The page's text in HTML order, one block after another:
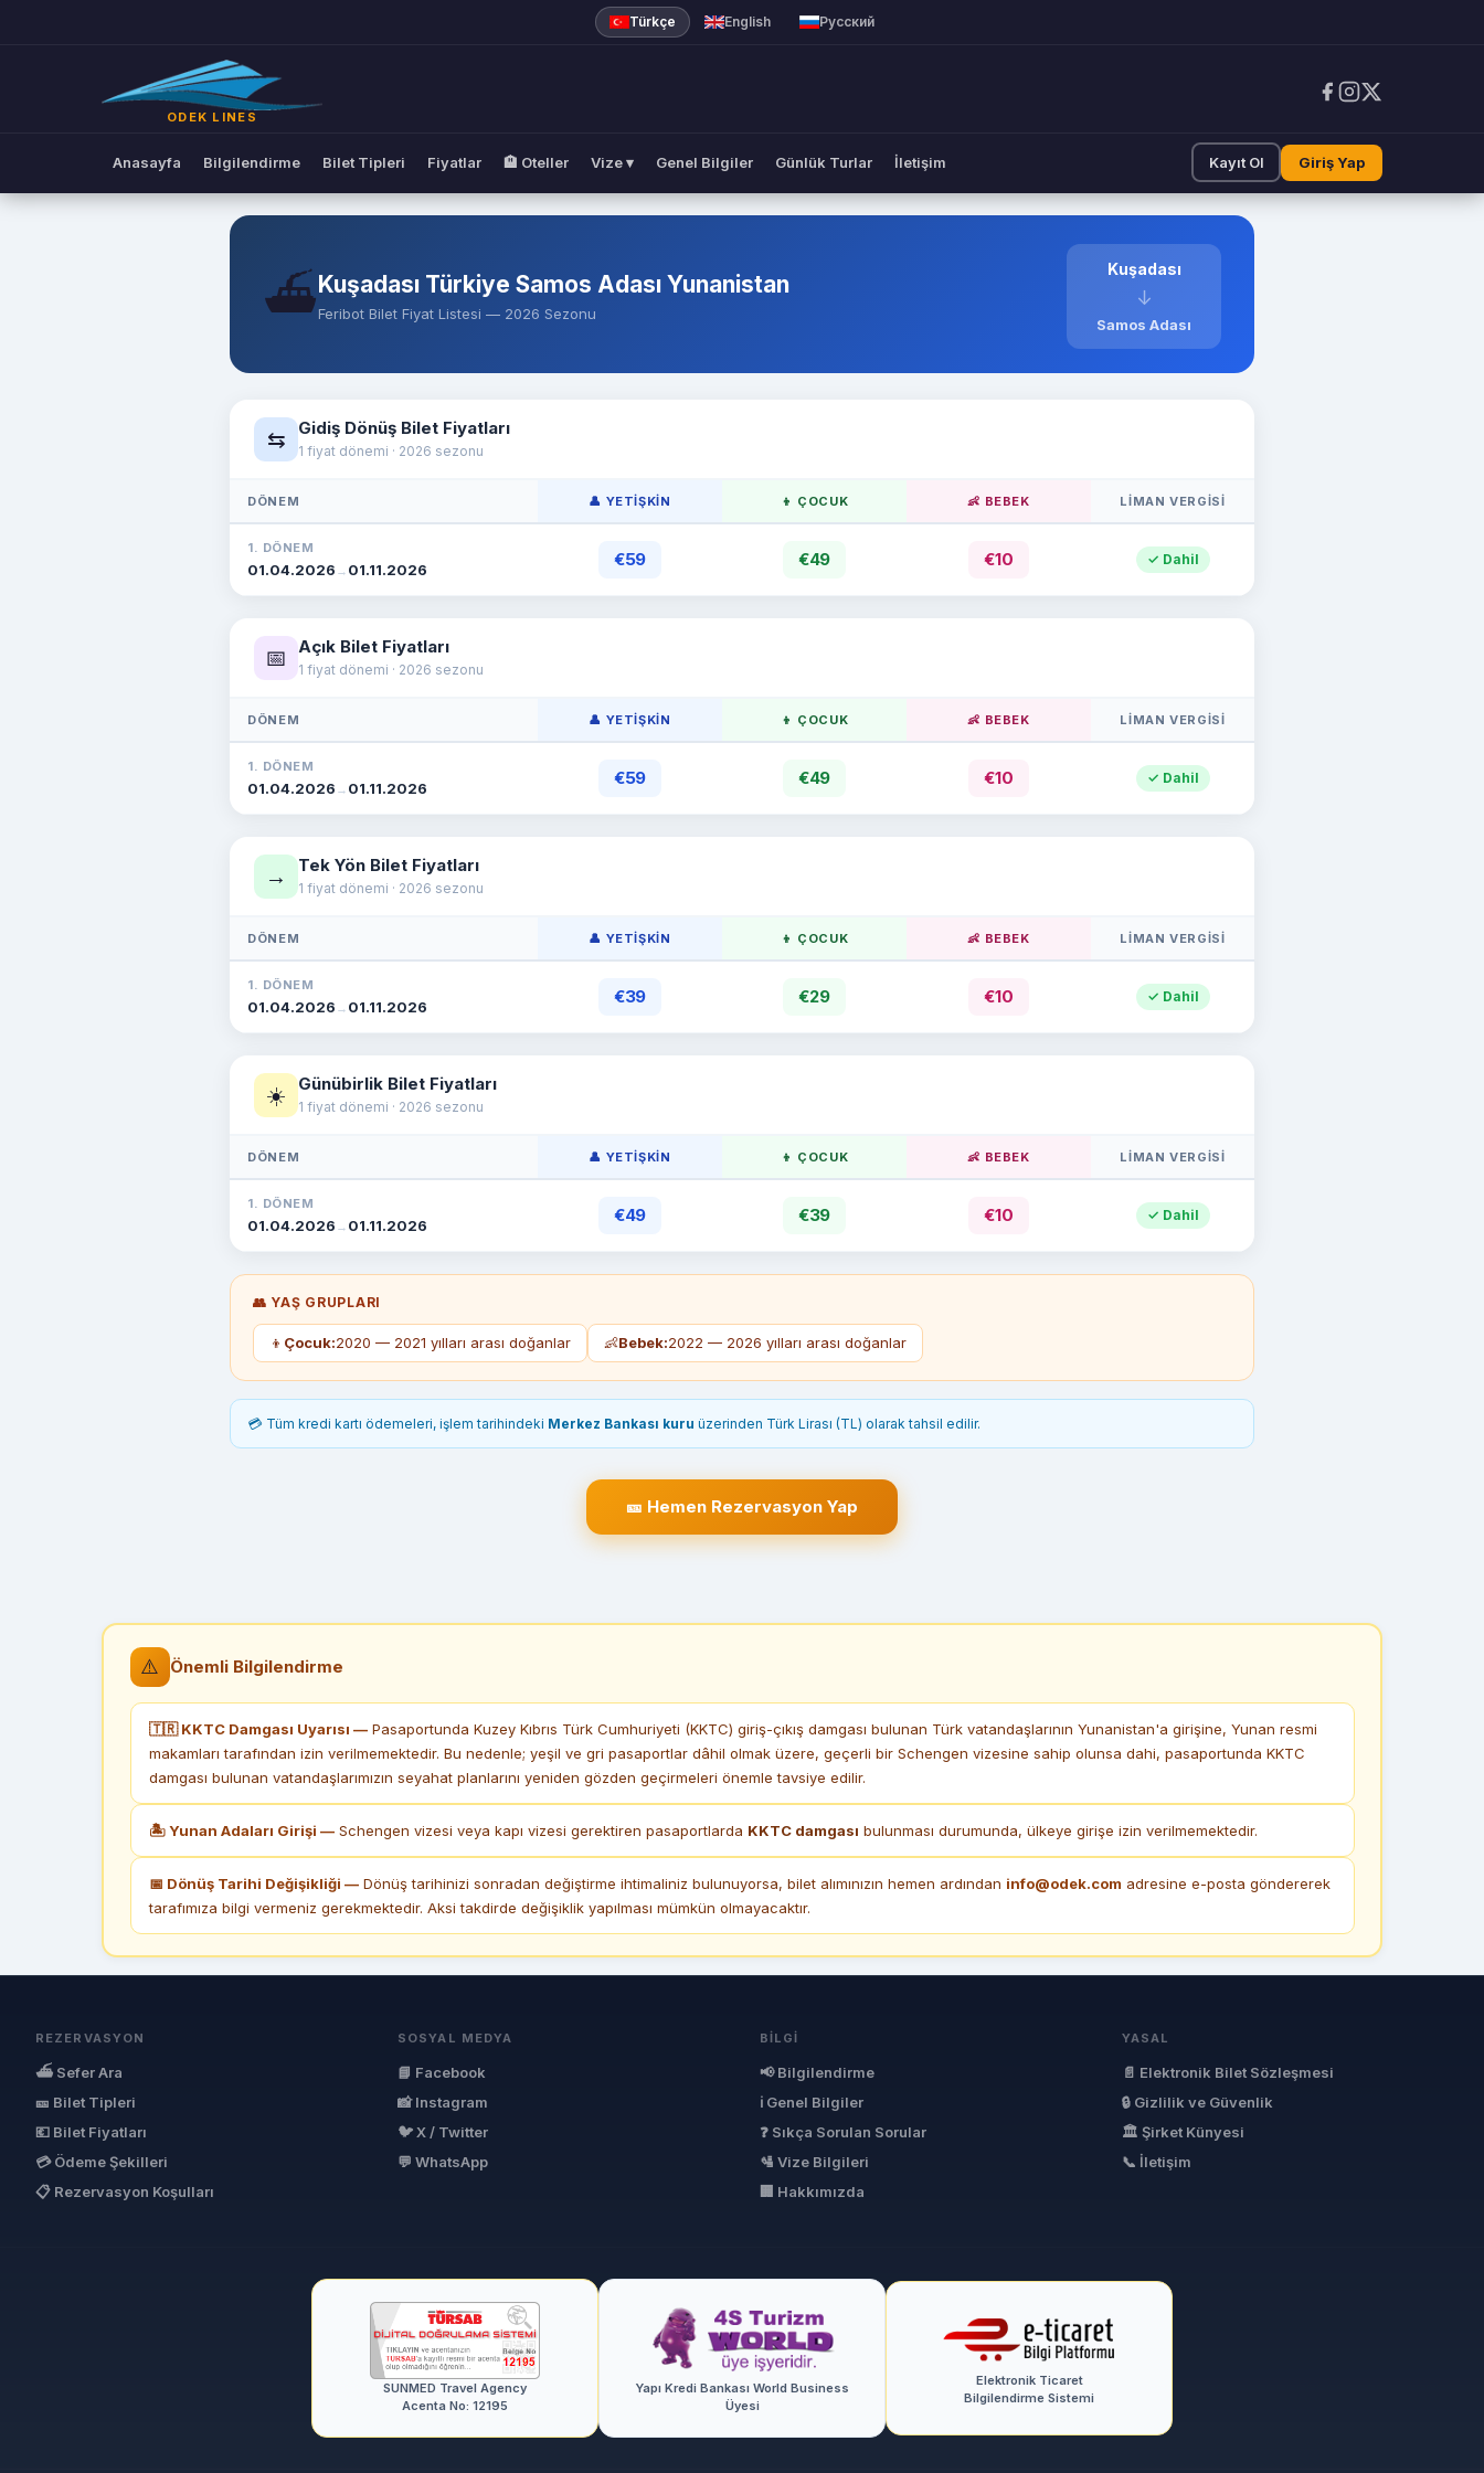
Türkçe English Русский
ODEK LINES
Anasayfa Bilgilendirme Bilet Tipleri Fiyatlar 🏨 Oteller Vize ▾ Genel Bilgiler Günlük Turlar İletişim Kayıt Ol Giriş Yap
⛴️Kuşadası Türkiye Samos Adası Yunanistan
Feribot Bilet Fiyat Listesi — 2026 Sezonu
Kuşadası
↓
Samos Adası
⇆ Gidiş Dönüş Bilet Fiyatları
1 fiyat dönemi · 2026 sezonu
DÖNEM 👤 YETIŞKIN 👦 ÇOCUK 👶 BEBEK LIMAN VERGISI
1. DÖNEM
01.04.2026 → 01.11.2026 €59 €49 €10 ✓ Dahil
📅 Açık Bilet Fiyatları
1 fiyat dönemi · 2026 sezonu
DÖNEM 👤 YETIŞKIN 👦 ÇOCUK 👶 BEBEK LIMAN VERGISI
1. DÖNEM
01.04.2026 → 01.11.2026 €59 €49 €10 ✓ Dahil
→ Tek Yön Bilet Fiyatları
1 fiyat dönemi · 2026 sezonu
DÖNEM 👤 YETIŞKIN 👦 ÇOCUK 👶 BEBEK LIMAN VERGISI
1. DÖNEM
01.04.2026 → 01.11.2026 €39 €29 €10 ✓ Dahil
☀️ Günübirlik Bilet Fiyatları
1 fiyat dönemi · 2026 sezonu
DÖNEM 👤 YETIŞKIN 👦 ÇOCUK 👶 BEBEK LIMAN VERGISI
1. DÖNEM
01.04.2026 → 01.11.2026 €49 €39 €10 ✓ Dahil
👥 YAŞ GRUPLARI
👦 Çocuk:2020 — 2021 yılları arası doğanlar 👶Bebek:2022 — 2026 yılları arası doğanlar
💳 Tüm kredi kartı ödemeleri, işlem tarihindeki Merkez Bankası kuru üzerinden Türk Lirası (TL) olarak tahsil edilir.
🎫 Hemen Rezervasyon Yap
⚠️ Önemli Bilgilendirme
🇹🇷 KKTC Damgası Uyarısı —Pasaportunda Kuzey Kıbrıs Türk Cumhuriyeti (KKTC) giriş-çıkış damgası bulunan Türk vatandaşlarının Yunanistan'a girişine, Yunan resmi
makamları tarafından izin verilmemektedir. Bu nedenle; yeşil ve gri pasaportlar dâhil olmak üzere, geçerli bir Schengen vizesine sahip olunsa dahi, pasaportunda KKTC
damgası bulunan vatandaşlarımızın seyahat planlarını yeniden gözden geçirmeleri önemle tavsiye edilir.
🏝 Yunan Adaları Girişi —Schengen vizesi veya kapı vizesi gerektiren pasaportlarda KKTC damgası bulunması durumunda, ülkeye girişe izin verilmemektedir.
📅 Dönüş Tarihi Değişikliği —Dönüş tarihinizi sonradan değiştirme ihtimaliniz bulunuyorsa, bilet alımınızın hemen ardından info@odek.com adresine e-posta göndererek
tarafımıza bilgi vermeniz gerekmektedir. Aksi takdirde değişiklik yapılması mümkün olmayacaktır.
REZERVASYON
⛴ Sefer Ara
🎫 Bilet Tipleri
💶 Bilet Fiyatları
💳 Ödeme Şekilleri
📋 Rezervasyon Koşulları
SOSYAL MEDYA
📘 Facebook
📸 Instagram
🐦 X / Twitter
💬 WhatsApp
BILGI
📢 Bilgilendirme
ℹ Genel Bilgiler
❓ Sıkça Sorulan Sorular
🛂 Vize Bilgileri
🏢 Hakkımızda
YASAL
📄 Elektronik Bilet Sözleşmesi
🔒 Gizlilik ve Güvenlik
🏛 Şirket Künyesi
📞 İletişim
SUNMED Travel Agency
Acenta No: 12195
Yapı Kredi Bankası World Business
Üyesi
Elektronik Ticaret
Bilgilendirme Sistemi